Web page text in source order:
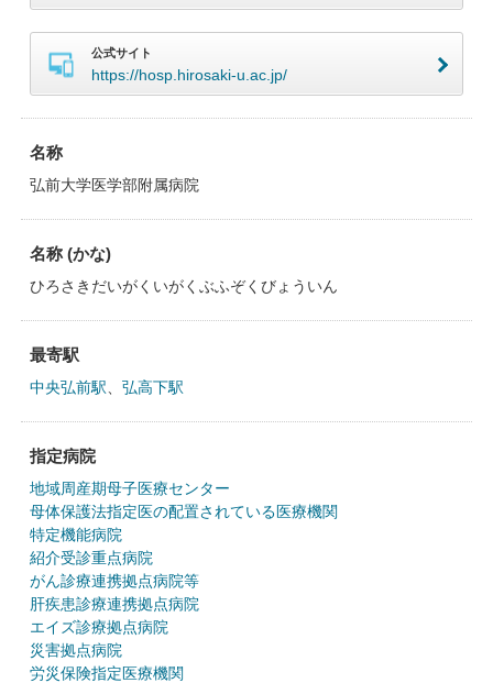
公式サイト
https://hosp.hirosaki-u.ac.jp/
名称
弘前大学医学部附属病院
名称 (かな)
ひろさきだいがくいがくぶふぞくびょういん
最寄駅
中央弘前駅 弘高下駅
指定病院
地域周産期母子医療センター
母体保護法指定医の配置されている医療機関
特定機能病院
紹介受診重点病院
がん診療連携拠点病院等
肝疾患診療連携拠点病院
エイズ診療拠点病院
災害拠点病院
労災保険指定医療機関